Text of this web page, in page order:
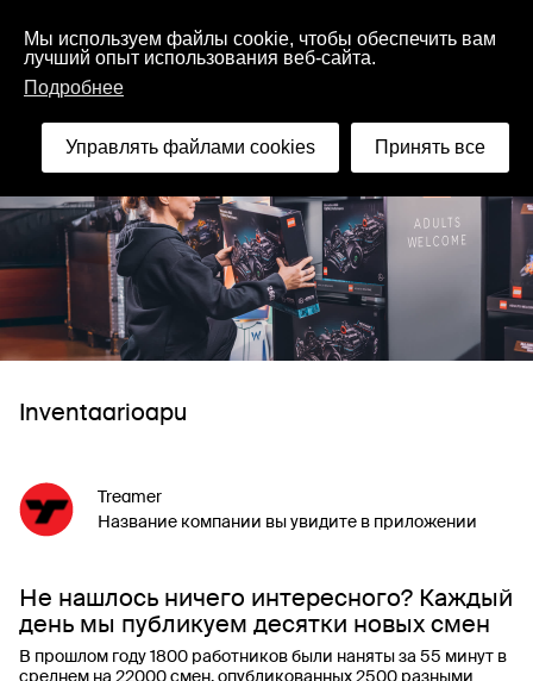
Русский
Inventaarioapu
Treamer
Название компании вы увидите в приложении
Не нашлось ничего интересного? Каждый
день мы публикуем десятки новых смен
В прошлом году 1800 работников были наняты за 55 минут в
среднем на 22000 смен, опубликованных 2500 разными
Мы используем файлы cookie, чтобы обеспечить вам
лучший опыт использования веб-сайта.
Подробнее
Управлять файлами cookies Принять все